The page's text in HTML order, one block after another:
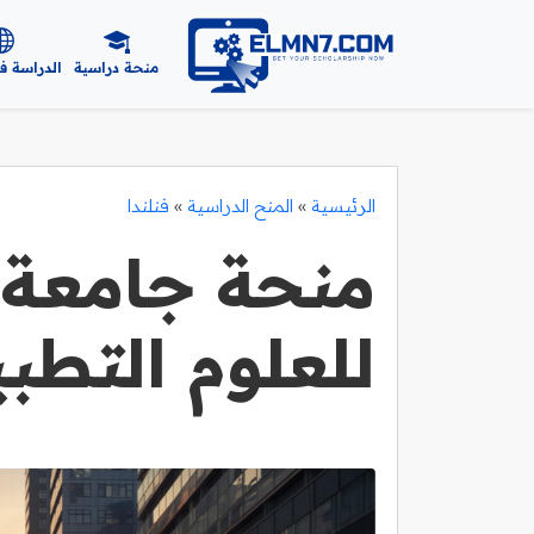
منحة دراسية الدراسة
الرئيسية » المنح الدراسية » فنلندا
منحة
للعلوم